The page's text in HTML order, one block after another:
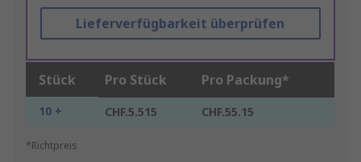
Lieferverfügbarkeit überprüfen
Stück Pro Stück Pro Packung*
10 + CHF.5.515 CHF.55.15
*Richtpreis